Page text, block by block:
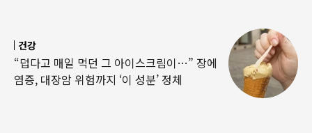
건강
“덥다고 매일 먹던 그 아이스크림이…” 장에
염증, 대장암 위험까지 ‘이 성분’ 정체